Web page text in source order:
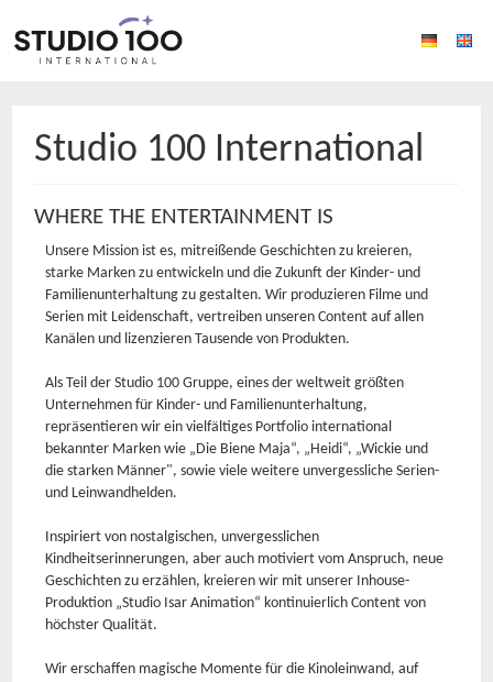
Studio 100 International
WHERE THE ENTERTAINMENT IS
Unsere Mission ist es, mitreißende Geschichten zu kreieren,
starke Marken zu entwickeln und die Zukunft der Kinder- und
Familienunterhaltung zu gestalten. Wir produzieren Filme und
Serien mit Leidenschaft, vertreiben unseren Content auf allen
Kanälen und lizenzieren Tausende von Produkten.
Als Teil der Studio 100 Gruppe, eines der weltweit größten
Unternehmen für Kinder- und Familienunterhaltung,
repräsentieren wir ein vielfältiges Portfolio international
bekannter Marken wie „Die Biene Maja“, „Heidi“, „Wickie und
die starken Männer", sowie viele weitere unvergessliche Serien-
und Leinwandhelden.
Inspiriert von nostalgischen, unvergesslichen
Kindheitserinnerungen, aber auch motiviert vom Anspruch, neue
Geschichten zu erzählen, kreieren wir mit unserer Inhouse-
Produktion „Studio Isar Animation“ kontinuierlich Content von
höchster Qualität.
Wir erschaffen magische Momente für die Kinoleinwand, auf